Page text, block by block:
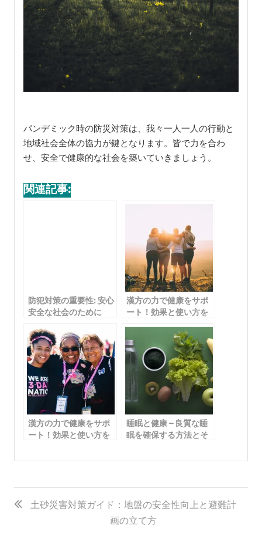
パンデミック時の防災対策は、我々一人一人の行動と
地域社会全体の協力が鍵となります。皆で力を合わ
せ、安全で健康的な社会を築いていきましょう。
関連記事:
防犯対策の重要性: 安心
安全な社会のために
漢方の力で健康をサポ
ート！効果と使い方を
漢方の力で健康をサポ
ート！効果と使い方を
睡眠と健康 – 良質な睡
眠を確保する方法とそ
投
稿土砂災害対策ガイド：地盤の安全性向上と避難計
画の立て方